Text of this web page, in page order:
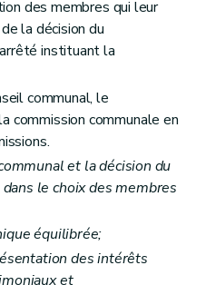
archéologiques et des fouilles d'utilité publique
fortuites
des membres qui leur
la décision du
instituant la
communal, le
commission communale en
et la décision du
le choix des membres
équilibrée;
des intérêts
et